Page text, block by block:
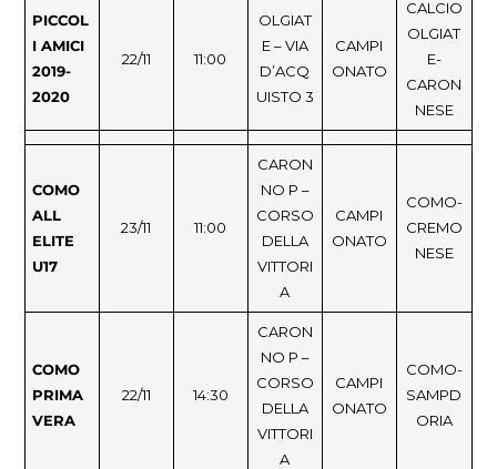
PICCOL
I AMICI
2019-
2020
22/11 11:00
OLGIAT
E – VIA
D’ACQ
UISTO 3
CAMPI
ONATO
CALCIO
OLGIAT
E-
CARON
NESE
COMO
ALL
ELITE
U17
23/11 11:00
CARON
NO P –
CORSO
DELLA
VITTORI
A
CAMPI
ONATO
COMO-
CREMO
NESE
COMO
PRIMA
VERA
22/11 14:30
CARON
NO P –
CORSO
DELLA
VITTORI
A
CAMPI
ONATO
COMO-
SAMPD
ORIA